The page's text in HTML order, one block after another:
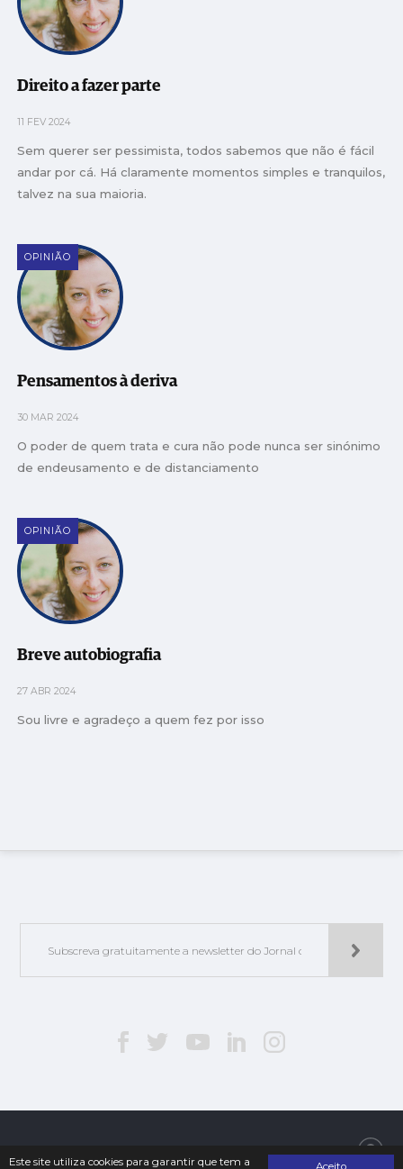
Aceito
Este site utiliza cookies para garantir que tem a
Direito a fazer parte
11 FEV 2024
Sem querer ser pessimista, todos sabemos que não é fácil
andar por cá. Há claramente momentos simples e tranquilos,
talvez na sua maioria.
OPINIÃO
Pensamentos à deriva
30 MAR 2024
O poder de quem trata e cura não pode nunca ser sinónimo
de endeusamento e de distanciamento
OPINIÃO
Breve autobiografia
27 ABR 2024
Sou livre e agradeço a quem fez por isso